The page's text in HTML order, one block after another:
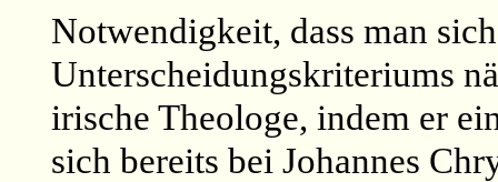
Notwendigkeit, dass man
Unterscheidungskriteriums
irische Theologe, indem er
sich bereits bei Johannes